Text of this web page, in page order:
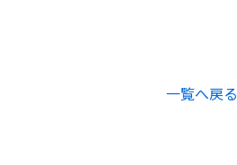
一覧へ戻る